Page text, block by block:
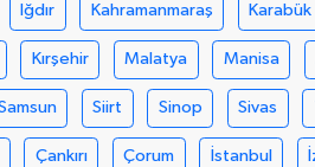
Iğdır Kahramanmaraş Karabük
Kırşehir Malatya Manisa
Siirt Sinop Sivas
Çankırı Çorum İstanbul